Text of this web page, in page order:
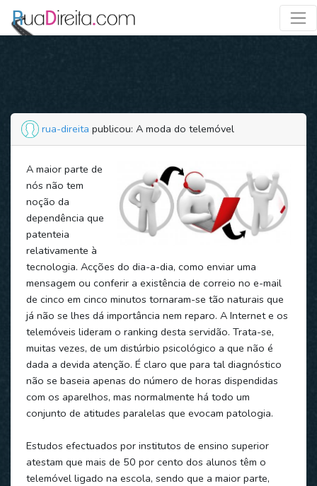
rua-direita publicou: A moda do telemóvel
A maior parte de
nós não tem
noção da
dependência que
patenteia
relativamente à
tecnologia. Acções do dia-a-dia, como enviar uma
mensagem ou conferir a existência de correio no e-mail
de cinco em cinco minutos tornaram-se tão naturais que
já não se lhes dá importância nem reparo. A Internet e os
telemóveis lideram o ranking desta servidão. Trata-se,
muitas vezes, de um distúrbio psicológico a que não é
dada a devida atenção. É claro que para tal diagnóstico
não se baseia apenas do número de horas dispendidas
com os aparelhos, mas normalmente há todo um
conjunto de atitudes paralelas que evocam patologia.
Estudos efectuados por institutos de ensino superior
atestam que mais de 50 por cento dos alunos têm o
telemóvel ligado na escola, sendo que a maior parte,